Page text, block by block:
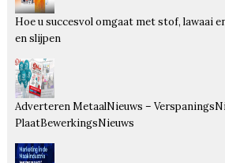
Hoe u succesvol omgaat met stof, lawaai
en slijpen
Adverteren MetaalNieuws –
PlaatBewerkingsNieuws